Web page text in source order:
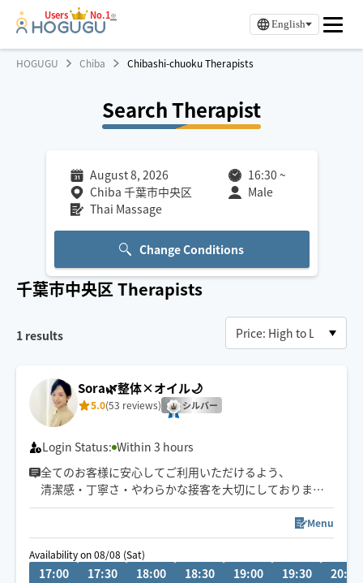
Users No.1※
English
HOGUGU Chiba Chibashi-chuoku Therapists
Search Therapist
August 8, 2026 16:30 ~
Chiba 千葉市中央区
Male
Thai Massage
Change Conditions
千葉市中央区Therapists
1 results
Sora🌿整体×オイル🌙
5.0(53 reviews) シルバー
Login Status: Within 3 hours
全てのお客様に安心してご利用いただけるよう、
清潔感・丁寧さ・やわらかな接客を大切にしております
🌙
予約枠×の場合でも、
事前に↗︎のチャット💬いただけますと
対応可能な場合がございます😊
Menu
Availability on 08/08 (Sat)
17:00 17:30 18:00 18:30 19:00 19:30 20:00